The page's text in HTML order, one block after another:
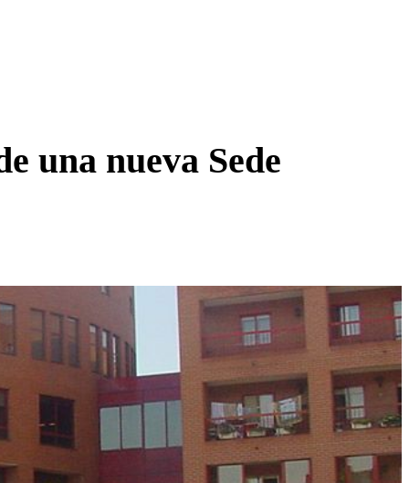
una nueva Sede